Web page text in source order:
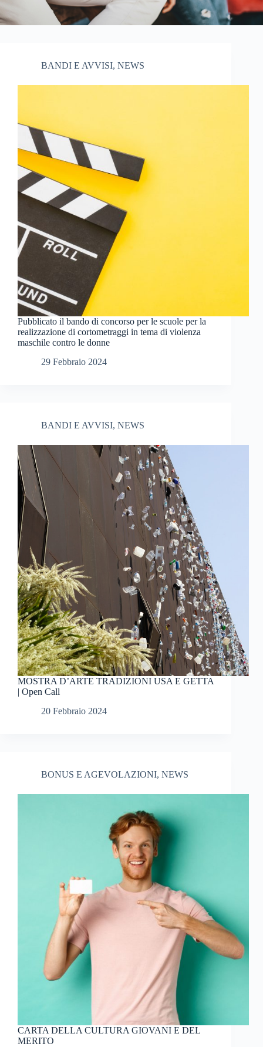
BANDI E AVVISI, NEWS
Pubblicato il bando di concorso per le scuole per la
realizzazione di cortometraggi in tema di violenza
maschile contro le donne
29 Febbraio 2024
BANDI E AVVISI, NEWS
MOSTRA D’ARTE TRADIZIONI USA E GETTA
| Open Call
20 Febbraio 2024
BONUS E AGEVOLAZIONI, NEWS
CARTA DELLA CULTURA GIOVANI E DEL
MERITO